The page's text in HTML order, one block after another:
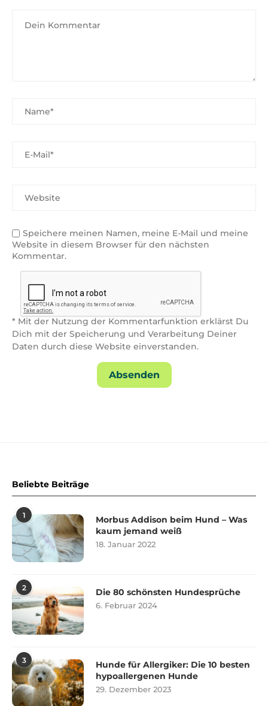
Speichere meinen Namen, meine E-Mail und meine
Website in diesem Browser für den nächsten
Kommentar.
* Mit der Nutzung der Kommentarfunktion erklärst Du
Dich mit der Speicherung und Verarbeitung Deiner
Daten durch diese Website einverstanden.
Beliebte Beiträge
1
Morbus Addison beim Hund – Was
kaum jemand weiß
18. Januar 2022
2 Die 80 schönsten Hundesprüche
6. Februar 2024
3
Hunde für Allergiker: Die 10 besten
hypoallergenen Hunde
29. Dezember 2023